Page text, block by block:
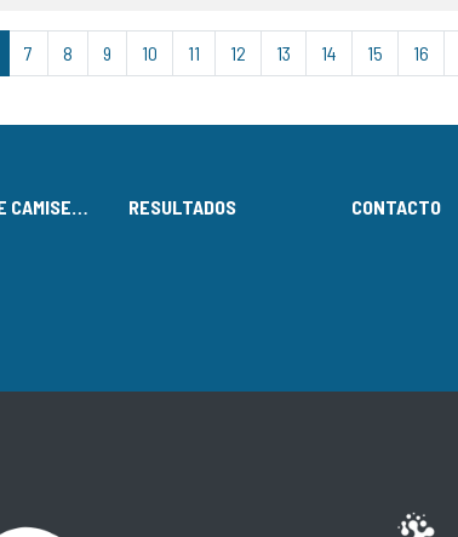
7 8 9 10 11 12 13 14 15 16
TALLAXE DE CAMISETAS RESULTADOS CONTACTO